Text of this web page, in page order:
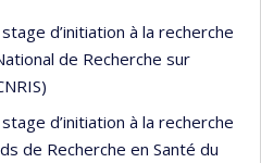
d’initiation à la recherche
de Recherche sur
d’initiation à la recherche
de Recherche en Santé du